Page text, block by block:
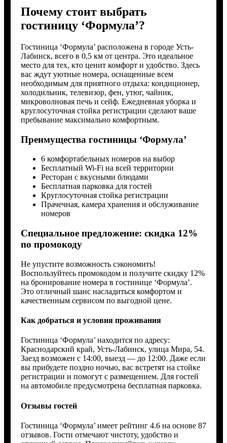
Почему стоит выбрать
гостиницу ‘Формула’?
Гостиница ‘Формула’ расположена в городе Усть-
Лабинск, всего в 0,5 км от центра. Это идеальное
место для тех, кто ценит комфорт и удобство. Здесь
вас ждут уютные номера, оснащенные всем
необходимым для приятного отдыха: кондиционер,
холодильник, телевизор, фен, утюг, чайник,
микроволновая печь и сейф. Ежедневная уборка и
круглосуточная стойка регистрации сделают ваше
пребывание максимально комфортным.
Преимущества гостиницы ‘Формула’
6 комфортабельных номеров на выбор
Бесплатный Wi-Fi на всей территории
Ресторан с вкусными блюдами
Бесплатная парковка для гостей
Круглосуточная стойка регистрации
Прачечная, камера хранения и обслуживание
номеров
Специальное предложение: скидка 12%
по промокоду
Не упустите возможность сэкономить!
Воспользуйтесь промокодом и получите скидку 12%
на бронирование номера в гостинице ‘Формула’.
Это отличный шанс насладиться комфортом и
качественным сервисом по выгодной цене.
Как добраться и условия проживания
Гостиница ‘Формула’ находится по адресу:
Краснодарский край, Усть-Лабинск, улица Мира, 54.
Заезд возможен с 14:00, выезд — до 12:00. Даже если
вы прибудете поздно ночью, вас встретят на стойке
регистрации и помогут с размещением. Для гостей
на автомобиле предусмотрена бесплатная парковка.
Отзывы гостей
Гостиница ‘Формула’ имеет рейтинг 4.6 на основе 87
отзывов. Гости отмечают чистоту, удобство и